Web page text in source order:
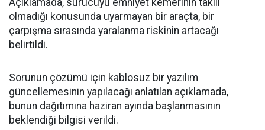
Açıklamada, sürücüyü emniyet kemerinin takılı
olmadığı konusunda uyarmayan bir araçta, bir
çarpışma sırasında yaralanma riskinin artacağı
belirtildi.
Sorunun çözümü için kablosuz bir yazılım
güncellemesinin yapılacağı anlatılan açıklamada,
bunun dağıtımına haziran ayında başlanmasının
beklendiği bilgisi verildi.